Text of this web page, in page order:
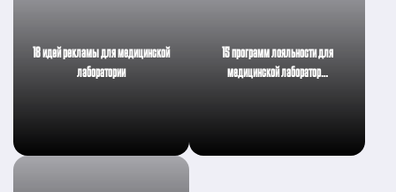
18 идей рекламы для медицинской
лаборатории
15 программ лояльности для
медицинской лаборатор…